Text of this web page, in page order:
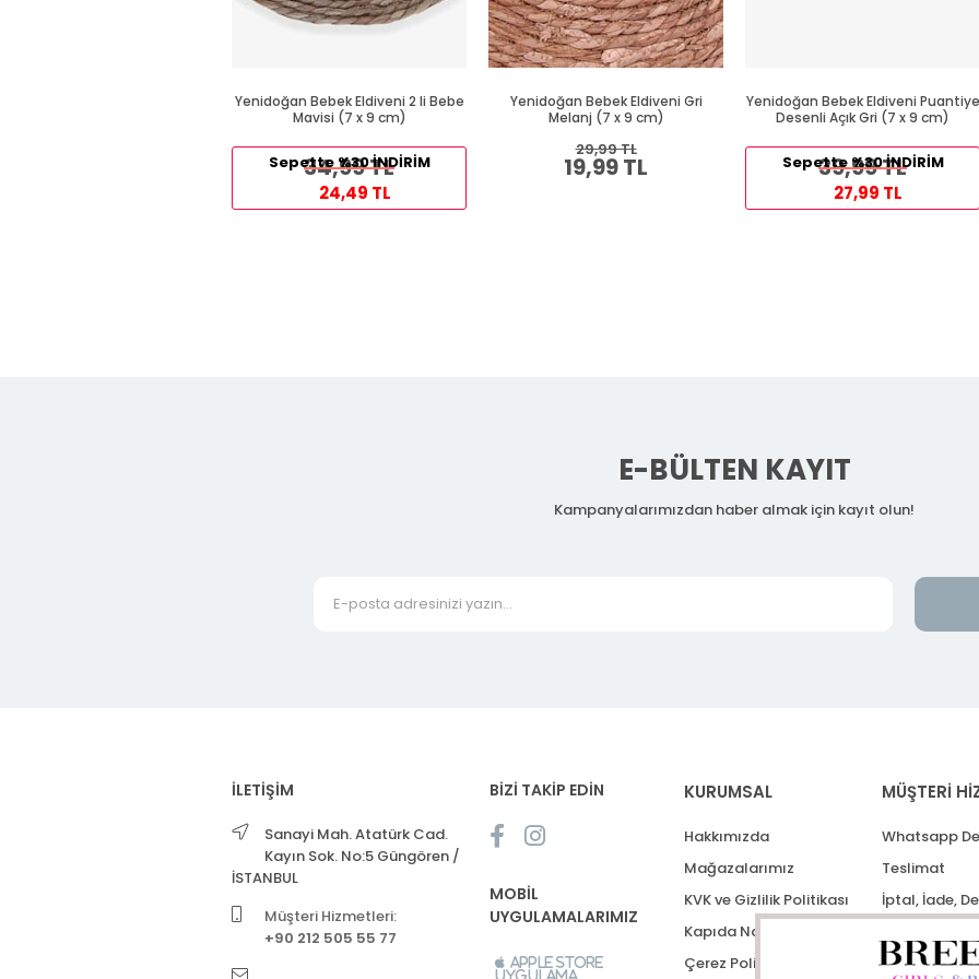
Yenidoğan Bebek Eldiveni 2 li Bebe
Mavisi (7 x 9 cm)
34,99 TL
Sepette %30 İNDİRİM
24,49 TL
Yenidoğan Bebek Eldiveni Gri
Melanj (7 x 9 cm)
19,99 TL
29,99 TL
Yenidoğan Bebek Eldiveni Puantiye
Desenli Açık Gri (7 x 9 cm)
39,99 TL
Sepette %30 İNDİRİM
27,99 TL
E-BÜLTEN KAYIT
Kampanyalarımızdan haber almak için kayıt olun!
İLETİŞİM
Sanayi Mah. Atatürk Cad.
Kayın Sok. No:5 Güngören /
İSTANBUL
Müşteri Hizmetleri:
+90 212 505 55 77
BİZİ TAKİP EDİN
MOBİL
UYGULAMALARIMIZ
Apple Store
Uygulama
KURUMSAL
Hakkımızda
Mağazalarımız
KVK ve Gizlilik Politikası
Kapıda Nakit Ödeme
Çerez Politikası
MÜŞTERİ
Whatsapp
Teslimat
İptal, İade,